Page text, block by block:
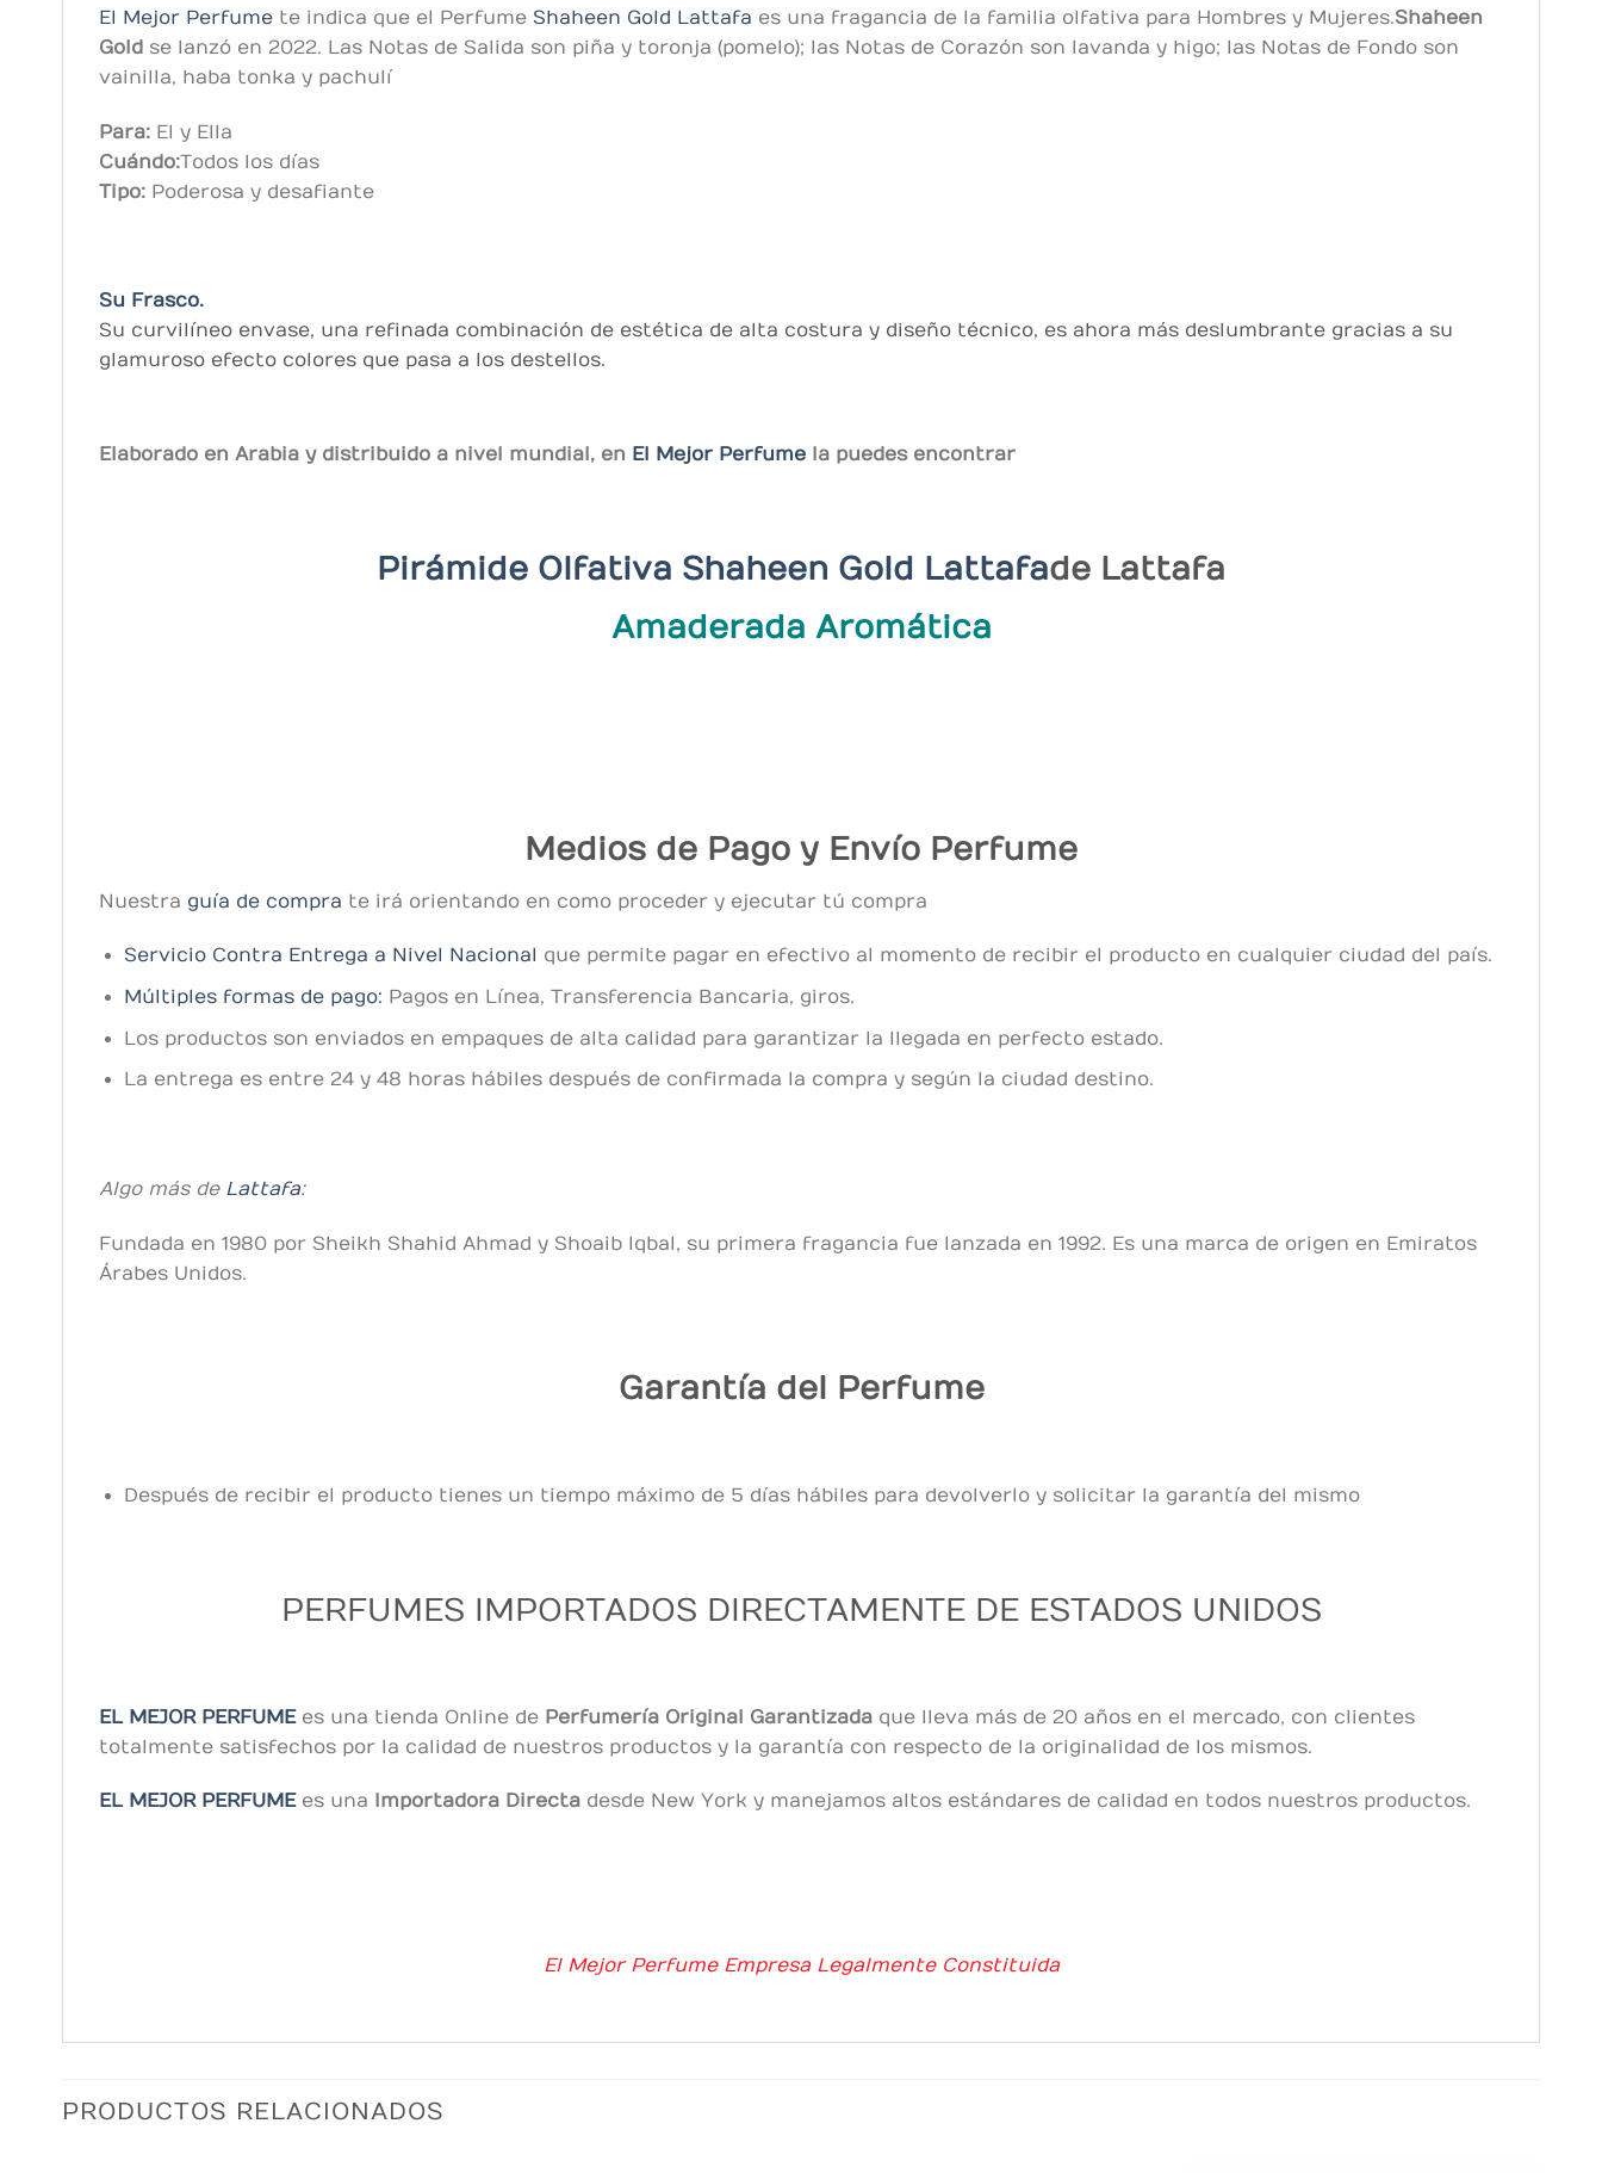
El Mejor Perfume te indica que el Perfume Shaheen Gold Lattafa es una fragancia de la familia olfativa para Hombres y Mujeres.Shaheen
Gold se lanzó en 2022. Las Notas de Salida son piña y toronja (pomelo); las Notas de Corazón son lavanda y higo; las Notas de Fondo son
vainilla, haba tonka y pachulí
Para: El y Ella
Cuándo:Todos los días
Tipo: Poderosa y desafiante
Su Frasco.
Su curvilíneo envase, una refinada combinación de estética de alta costura y diseño técnico, es ahora más deslumbrante gracias a su
glamuroso efecto colores que pasa a los destellos.
Elaborado en Arabia y distribuido a nivel mundial, en El Mejor Perfume la puedes encontrar
Pirámide Olfativa Shaheen Gold Lattafade Lattafa
Amaderada Aromática
Medios de Pago y Envío Perfume
Nuestra guía de compra te irá orientando en como proceder y ejecutar tú compra
Servicio Contra Entrega a Nivel Nacional
que permite pagar en efectivo al momento de recibir el producto en cualquier ciudad del país.
Múltiples formas de pago: Pagos en Línea, Transferencia Bancaria, giros.
Los productos son enviados en empaques de alta calidad para garantizar la llegada en perfecto estado.
La entrega es entre 24 y 48 horas hábiles después de confirmada la compra y según la ciudad destino.
Algo más de Lattafa:
Fundada en 1980 por Sheikh Shahid Ahmad y Shoaib Iqbal, su primera fragancia fue lanzada en 1992. Es una marca de origen en Emiratos
Árabes Unidos.
Garantía del Perfume
Después de recibir el producto tienes un tiempo máximo de 5 días hábiles para devolverlo y solicitar la garantía del mismo
PERFUMES IMPORTADOS DIRECTAMENTE DE ESTADOS UNIDOS
EL MEJOR PERFUMEes una tienda Online de Perfumería Original Garantizada que lleva más de 20 años en el mercado, con clientes
totalmente satisfechos por la calidad de nuestros productos y la garantía con respecto de la originalidad de los mismos.
EL MEJOR PERFUME es una Importadora Directa desde New York y manejamos altos estándares de calidad en todos nuestros productos.
El Mejor Perfume Empresa Legalmente Constituida
PRODUCTOS RELACIONADOS